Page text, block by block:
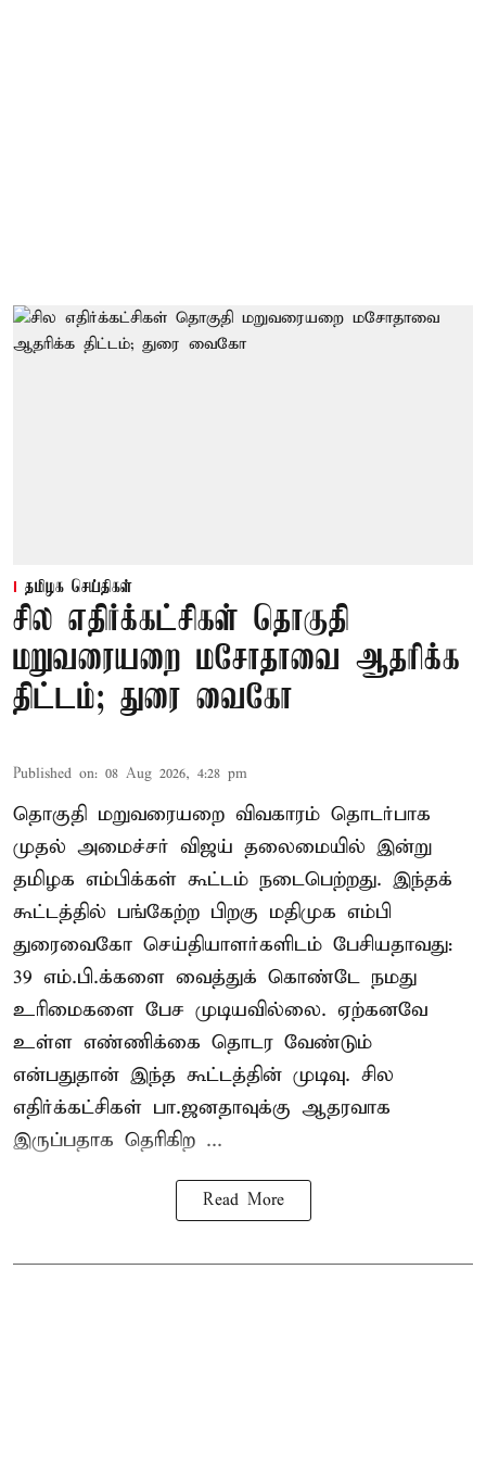
தமிழக செய்திகள்
சில எதிர்க்கட்சிகள் தொகுதி
மறுவரையறை மசோதாவை ஆதரிக்க
திட்டம்; துரை வைகோ
Published on: 08 Aug 2026, 4:28 pm
தொகுதி மறுவரையறை விவகாரம் தொடர்பாக
முதல் அமைச்சர் விஜய் தலைமையில் இன்று
தமிழக எம்பிக்கள் கூட்டம் நடைபெற்றது. இந்தக்
கூட்டத்தில் பங்கேற்ற பிறகு மதிமுக எம்பி
துரைவைகோ செய்தியாளர்களிடம் பேசியதாவது:
39 எம்.பி.க்களை வைத்துக் கொண்டே நமது
உரிமைகளை பேச முடியவில்லை. ஏற்கனவே
உள்ள எண்ணிக்கை தொடர வேண்டும்
என்பதுதான் இந்த கூட்டத்தின் முடிவு. சில
எதிர்க்கட்சிகள் பா.ஜனதாவுக்கு ஆதரவாக
இருப்பதாக தெரிகிற ...
Read More